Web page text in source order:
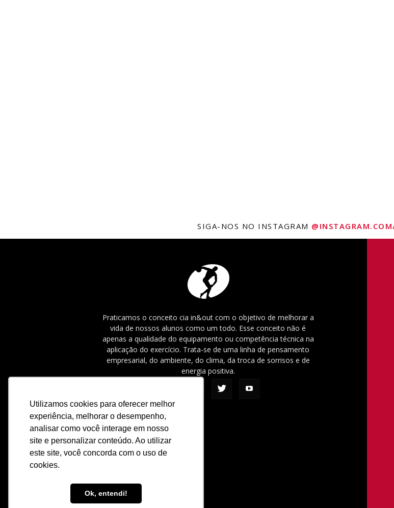
Utilizamos cookies para oferecer melhor
experiência, melhorar o desempenho,
analisar como você interage em nosso
site e personalizar conteúdo. Ao utilizar
este site, você concorda com o uso de
cookies.
Ok, entendi!
SIGA-NOS NO INSTAGRAM
Praticamos o conceito cia in&out com o objetivo de melhorar a
vida de nossos alunos como um todo. Esse conceito não é
apenas a qualidade do equipamento ou competência técnica na
aplicação do exercício. Trata-se de uma linha de pensamento
empresarial, do ambiente, do clima, da troca de sorrisos e de
energia positiva.